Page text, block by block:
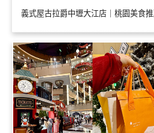
義式屋古拉爵中壢大江店｜桃園美食